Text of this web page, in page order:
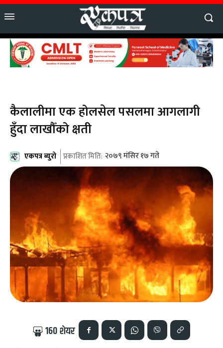
कैलालीमा एक होलसेल पसलमा आगलागी
हुँदा लाखौँको क्षती
एकपत्र ब्युरो प्रकाशित मिति: २०७९ मंसिर १७ गते
160शेयर